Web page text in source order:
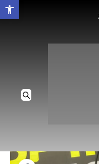
פתח